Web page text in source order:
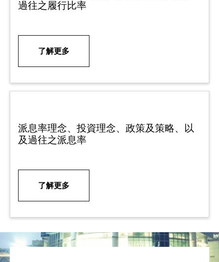
過往之履行比率
了解更多
派息率理念、投資理念、政策及策略、以
及過往之派息率
了解更多